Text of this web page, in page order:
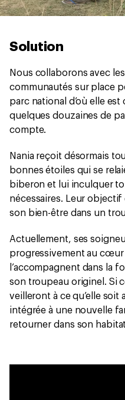
Solution
Nous collaborons avec
communautés sur place
parc national d’où elle
quelques douzaines de
compte.
Nania reçoit désormais
bonnes étoiles qui se
biberon et lui inculquer
nécessaires. Leur
son bien-être dans un
Actuellement, ses
progressivement au cœur
l’accompagnent dans la
son troupeau originel. Si
veilleront à ce qu’elle soit
intégrée à une nouvelle
retourner dans son